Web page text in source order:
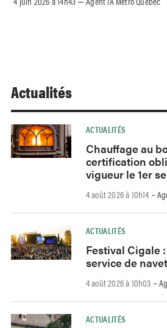
Actualités
ACTUALITÉS
Chauffage au
certification
vigueur le 1er
4 août 2026 à 10h14 -
ACTUALITÉS
Festival Cigale
service de
4 août 2026 à 10h03 -
ACTUALITÉS